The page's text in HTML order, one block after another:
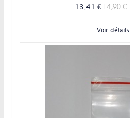
13,41 €14,90 €
Voir détails